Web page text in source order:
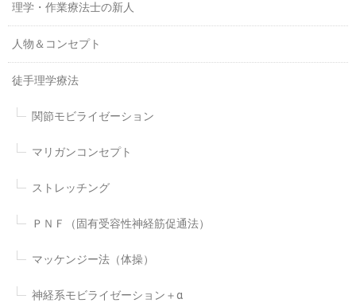
理学・作業療法士の新人
人物＆コンセプト
徒手理学療法
関節モビライゼーション
マリガンコンセプト
ストレッチング
ＰＮＦ（固有受容性神経筋促通法）
マッケンジー法（体操）
神経系モビライゼーション＋α